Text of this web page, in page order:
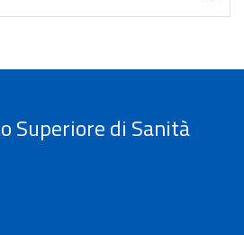
Superiore di Sanità